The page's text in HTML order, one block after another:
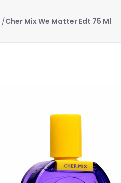
Cher Mix We Matter Edt 75 Ml